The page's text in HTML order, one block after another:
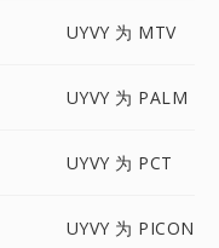
UYVY 为 MTV
UYVY 为 PALM
UYVY 为 PCT
UYVY 为 PICON